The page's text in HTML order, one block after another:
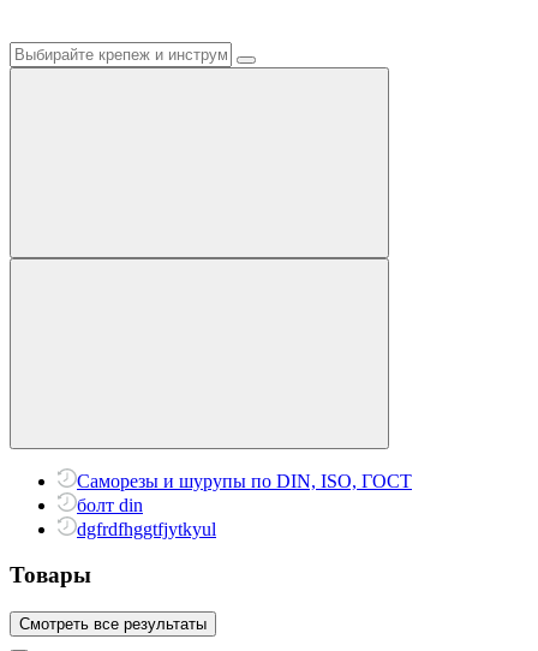
Саморезы и шурупы по DIN, ISO, ГОСТ
болт din
dgfrdfhggtfjytkyul
Товары
Смотреть все результаты